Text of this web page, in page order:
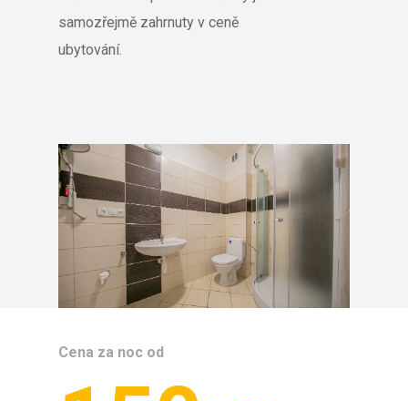
samozřejmě zahrnuty v ceně
ubytování.
Cena za noc od